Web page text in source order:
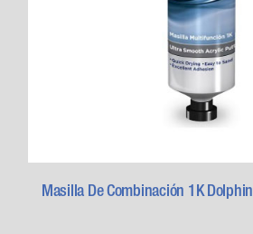
Masilla De Combinación 1K Dolphin